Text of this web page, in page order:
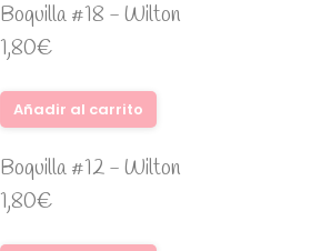
Boquilla #18 - Wilton
1,80€
Añadir al carrito
Boquilla #12 - Wilton
1,80€